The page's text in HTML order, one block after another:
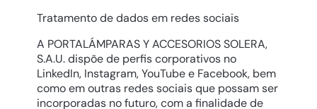
Tratamento de dados em redes sociais
A PORTALÁMPARAS Y ACCESORIOS SOLERA,
S.A.U. dispõe de perfis corporativos no
LinkedIn, Instagram, YouTube e Facebook, bem
como em outras redes sociais que possam ser
incorporadas no futuro, com a finalidade de